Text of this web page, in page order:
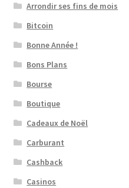
Arrondir ses fins de mois
Bitcoin
Bonne Année !
Bons Plans
Bourse
Boutique
Cadeaux de Noël
Carburant
Cashback
Casinos